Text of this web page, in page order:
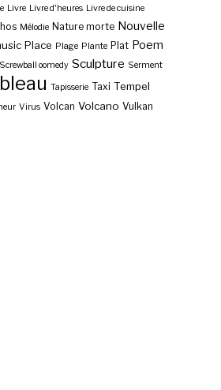
Livre Livre d'heures Livre de cuisine
Mélodie Nature morte Nouvelle
Place Plage Plante Plat Poem
Screwball oomedy Sculpture Serment
Tapisserie Taxi Tempel
Virus Volcan Volcano Vulkan